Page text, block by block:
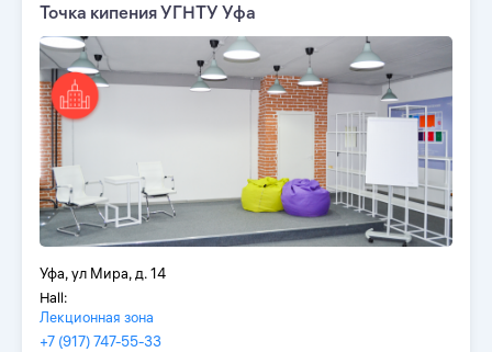
Точка кипения УГНТУ Уфа
Уфа, ул Мира, д. 14
Hall:
Лекционная зона
+7 (917) 747-55-33